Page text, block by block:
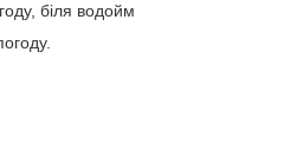
біля водойм